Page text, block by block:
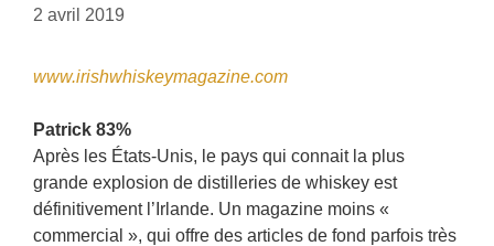
2 avril 2019
www.irishwhiskeymagazine.com
Patrick 83%
Après les États-Unis, le pays qui connait la plus
grande explosion de distilleries de whiskey est
définitivement l’Irlande. Un magazine moins «
commercial », qui offre des articles de fond parfois très